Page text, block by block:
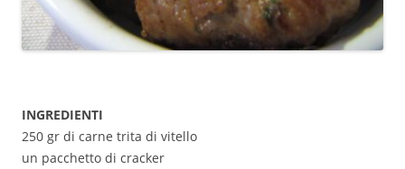
INGREDIENTI
250 gr di carne trita di vitello
un pacchetto di cracker